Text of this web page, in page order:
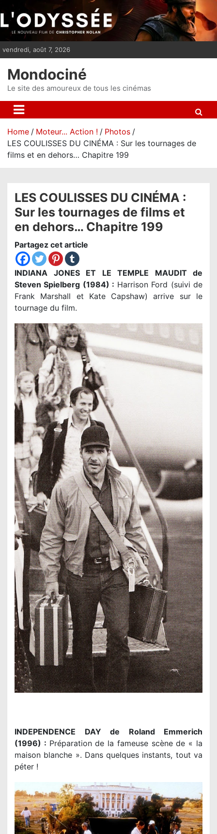
i
p
n
vendredi, août 7, 2026
Mondociné
Le site des amoureux de tous les cinémas
Home Moteur... Action !
Photos
LES COULISSES DU CINÉMA : Sur les tournages de
films et en dehors… Chapitre 199
LES COULISSES DU CINÉMA :
Sur les tournages de films et
en dehors… Chapitre 199
Partagez cet article
INDIANA JONES ET LE TEMPLE MAUDIT de
Steven Spielberg (1984) : Harrison Ford (suivi de
Frank Marshall et Kate Capshaw) arrive sur le
tournage du film.
INDEPENDENCE DAY de Roland Emmerich
(1996) : Préparation de la fameuse scène de « la
maison blanche ». Dans quelques instants, tout va
péter !